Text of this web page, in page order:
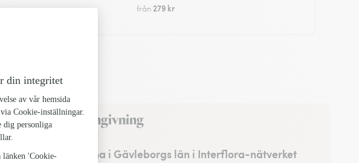
från 279 kr
i Färila med omgivning
Floristerna i Gävleborgs län i Interflora-nätverket